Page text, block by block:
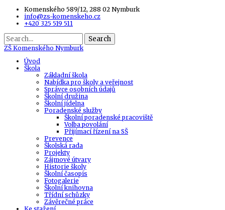
Komenského 589/12, 288 02 Nymburk
info@zs-komenskeho.cz
+420 325 519 511
Search
ZŠ Komenského Nymburk
Úvod
Škola
Základní škola
Nabídka pro školy a veřejnost
Správce osobních údajů
Školní družina
Školní jídelna
Poradenské služby
Školní poradenské pracoviště
Volba povolání
Přijímací řízení na SŠ
Prevence
Školská rada
Projekty
Zájmové útvary
Historie školy
Školní časopis
Fotogalerie
Školní knihovna
Třídní schůzky
Závěrečné práce